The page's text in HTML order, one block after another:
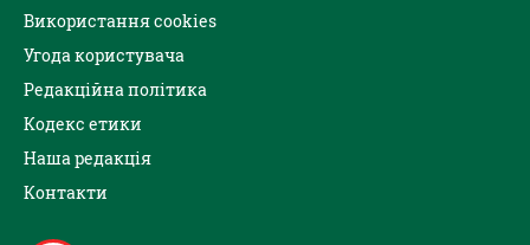
Використання cookies
Угода користувача
Редакційна політика
Кодекс етики
Наша редакція
Контакти